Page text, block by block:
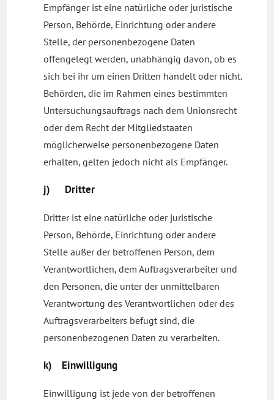
Empfänger ist eine natürliche oder juristische
Person, Behörde, Einrichtung oder andere
Stelle, der personenbezogene Daten
offengelegt werden, unabhängig davon, ob es
sich bei ihr um einen Dritten handelt oder nicht.
Behörden, die im Rahmen eines bestimmten
Untersuchungsauftrags nach dem Unionsrecht
oder dem Recht der Mitgliedstaaten
möglicherweise personenbezogene Daten
erhalten, gelten jedoch nicht als Empfänger.
j) Dritter
Dritter ist eine natürliche oder juristische
Person, Behörde, Einrichtung oder andere
Stelle außer der betroffenen Person, dem
Verantwortlichen, dem Auftragsverarbeiter und
den Personen, die unter der unmittelbaren
Verantwortung des Verantwortlichen oder des
Auftragsverarbeiters befugt sind, die
personenbezogenen Daten zu verarbeiten.
k) Einwilligung
Einwilligung ist jede von der betroffenen